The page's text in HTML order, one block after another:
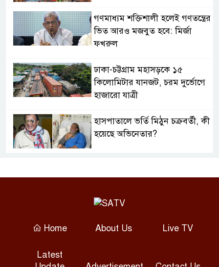
গণমাধ্যম শক্তিশালী হলেই গণতন্ত্রের
ভিত আরও মজবুত হবে: মির্জা
ফখরুল
ঢাকা-চট্টগ্রাম মহাসড়কে ১৫
কিলোমিটার যানজট, চরম দুর্ভোগে
হাজারো যাত্রী
হাসপাতালে ভর্তি মিঠুন চক্রবর্তী, কী
হয়েছে অভিনেতার?
অভিযোগ, কেরানীগঞ্জ থানায় জিডি
থাইল্যান্ডের স্কুলে শিক্ষার্থী
সাতজন নিহত
Home About Us Live TV
Latest